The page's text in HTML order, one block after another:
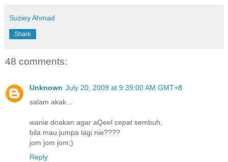
Suziey Ahmad
Share
48 comments:
Unknown July 20, 2009 at 9:39:00 AM GMT+8
salam akak...
wanie doakan agar aQeel cepat sembuh,
bila mau jumpa lagi nie????
jom jom jom;)
Reply